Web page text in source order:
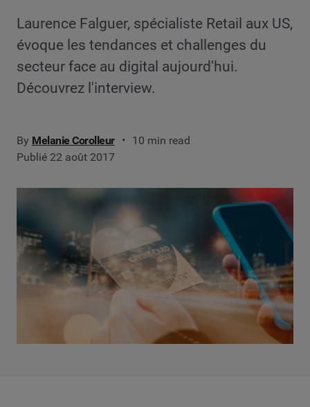
Laurence Falguer, spécialiste Retail aux US,
évoque les tendances et challenges du
secteur face au digital aujourd'hui.
Découvrez l'interview.
By Melanie Corolleur
10 min read
Publié 22 août 2017